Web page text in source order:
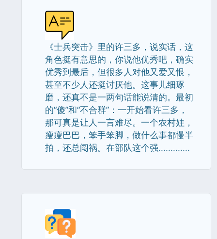
《士兵突击》里的许三多，说实话，这
角色挺有意思的，你说他优秀吧，确实
优秀到最后，但很多人对他又爱又恨，
甚至不少人还挺讨厌他。这事儿细琢
磨，还真不是一两句话能说清的。最初
的“傻”和“不合群”：一开始看许三多，
那可真是让人一言难尽。一个农村娃，
瘦瘦巴巴，笨手笨脚，做什么事都慢半
拍，还总闯祸。在部队这个强.............